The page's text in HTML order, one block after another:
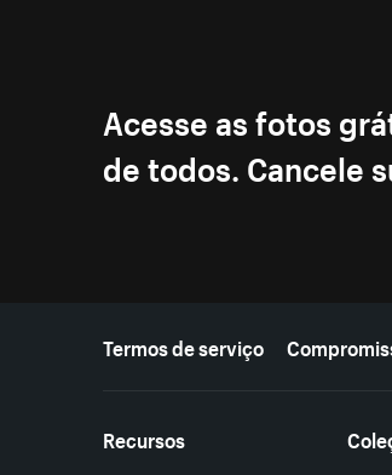
Acesse as fotos
de todos. Cancele
Mais recursos
Termos de serviço
Recursos